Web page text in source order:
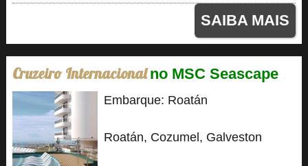
SAIBA MAIS
Cruzeiro Internacional no MSC Seascape
Embarque: Roatán
Roatán, Cozumel, Galveston